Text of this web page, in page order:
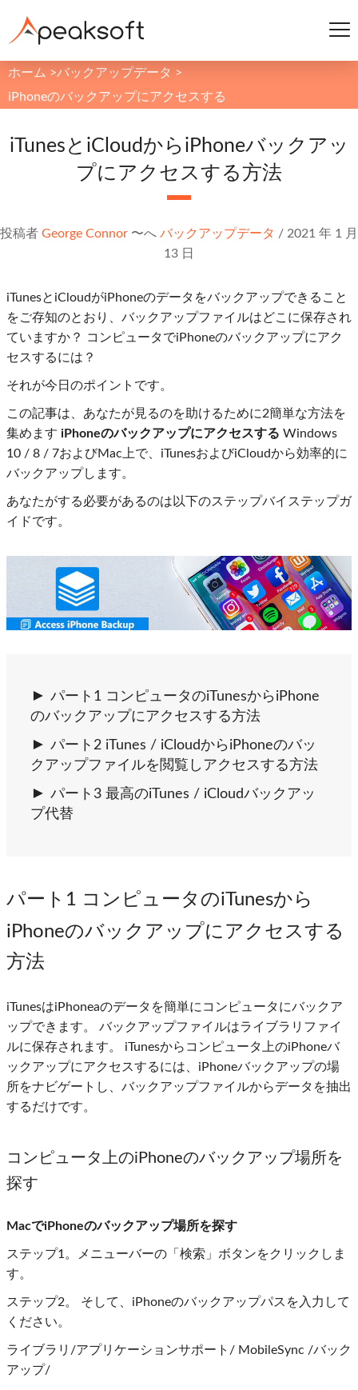
ホーム >バックアップデータ >
iPhoneのバックアップにアクセスする
iTunesとiCloudからiPhoneバックアッ
プにアクセスする方法
投稿者 George Connor 〜へ バックアップデータ / 2021 年 1 月
13 日
iTunesとiCloudがiPhoneのデータをバックアップできること
をご存知のとおり、バックアップファイルはどこに保存され
ていますか？ コンピュータでiPhoneのバックアップにアク
セスするには？
それが今日のポイントです。
この記事は、あなたが見るのを助けるために2簡単な方法を
集めます iPhoneのバックアップにアクセスする Windows
10 / 8 / 7およびMac上で、iTunesおよびiCloudから効率的に
バックアップします。
あなたがする必要があるのは以下のステップバイステップガ
イドです。
パート1 コンピュータのiTunesからiPhone
のバックアップにアクセスする方法
パート2 iTunes / iCloudからiPhoneのバッ
クアップファイルを閲覧しアクセスする方法
パート3 最高のiTunes / iCloudバックアッ
プ代替
パート1 コンピュータのiTunesから
iPhoneのバックアップにアクセスする
方法
iTunesはiPhoneaのデータを簡単にコンピュータにバックア
ップできます。 バックアップファイルはライブラリファイ
ルに保存されます。 iTunesからコンピュータ上のiPhoneバ
ックアップにアクセスするには、iPhoneバックアップの場
所をナビゲートし、バックアップファイルからデータを抽出
するだけです。
コンピュータ上のiPhoneのバックアップ場所を
探す
MacでiPhoneのバックアップ場所を探す
ステップ1 。メニューバーの「検索」ボタンをクリックしま
す。
ステップ2。 そして、iPhoneのバックアップパスを入力して
ください。
ライブラリ/アプリケーションサポート/ MobileSync /バック
アップ/